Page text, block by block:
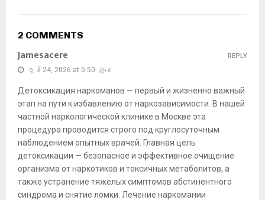
2 COMMENTS
Jamesacere
ဇွန် 24, 2026 at 5:50 ညနေ
Детоксикация наркоманов — первый и жизненно важный
этап на пути к избавлению от наркозависимости. В нашей
частной наркологической клинике в Москве эта
процедура проводится строго под круглосуточным
наблюдением опытных врачей. Главная цель
детоксикации — безопасное и эффективное очищение
организма от наркотиков и токсичных метаболитов, а
также устранение тяжелых симптомов абстинентного
синдрома и снятие ломки. Лечение наркомании
REPLY